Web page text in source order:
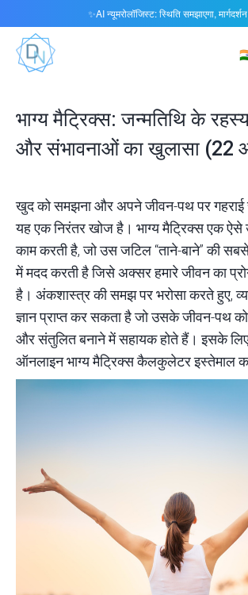
भाग्य मैट्रिक्स: जन्मतिथि के
और संभावनाओं का खुलासा (22
खुद को समझना और अपने जीवन-पथ पर गहराई
यह एक निरंतर खोज है। भाग्य मैट्रिक्स एक
काम करती है, जो उस जटिल “ताने-बाने” की
में मदद करती है जिसे अक्सर हमारे जीवन का
है। अंकशास्त्र की समझ पर भरोसा करते हुए,
ज्ञान प्राप्त कर सकता है जो उसके जीवन-पथ
और संतुलित बनाने में सहायक होते हैं। इसके
ऑनलाइन भाग्य मैट्रिक्स कैलकुलेटरइस्तेमाल
✨AI न्यूमरोलॉजिस्ट: स्थिति समझाएगा,